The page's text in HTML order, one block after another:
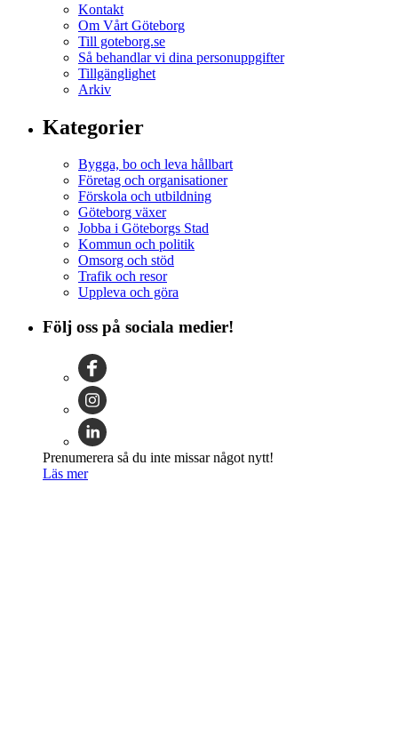
Kontakt
Om Vårt Göteborg
Till goteborg.se
Så behandlar vi dina personuppgifter
Tillgänglighet
Arkiv
Kategorier
Bygga, bo och leva hållbart
Företag och organisationer
Förskola och utbildning
Göteborg växer
Jobba i Göteborgs Stad
Kommun och politik
Omsorg och stöd
Trafik och resor
Uppleva och göra
Följ oss på sociala medier!
Prenumerera så du inte missar något nytt!
Läs mer